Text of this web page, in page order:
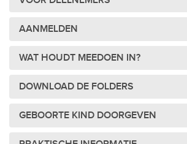
AANMELDEN
WAT HOUDT MEEDOEN IN?
DOWNLOAD DE FOLDERS
GEBOORTE KIND DOORGEVEN